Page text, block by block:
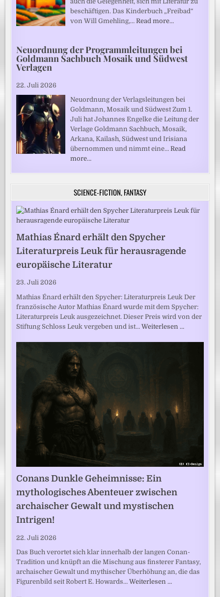
beschäftigen. Das Kinderbuch „Freibad“
von Will Gmehling,…Read more…
Neuordnung der Programmleitungen bei
Goldmann Sachbuch Mosaik und Südwest
Verlagen
22. Juli 2026
Neuordnung der Verlagsleitungen bei
Goldmann, Mosaik und Südwest Zum 1.
Juli hat Johannes Engelke die Leitung der
Verlage Goldmann Sachbuch, Mosaik,
Arkana, Kailash, Südwest und Irisiana
übernommen und nimmt eine…Read
more…
SCIENCE-FICTION, FANTASY
Mathias Énard erhält den Spycher
Literaturpreis Leuk für herausragende
europäische Literatur
23. Juli 2026
Mathias Énard erhält den Spycher: Literaturpreis Leuk Der
französische Autor Mathias Énard wurde mit dem Spycher:
Literaturpreis Leuk ausgezeichnet. Dieser Preis wird von der
Stiftung Schloss Leuk vergeben und ist…Weiterlesen …
Conans Dunkle Geheimnisse: Ein
mythologisches Abenteuer zwischen
archaischer Gewalt und mystischen
Intrigen!
22. Juli 2026
Das Buch verortet sich klar innerhalb der langen Conan-
Tradition und knüpft an die Mischung aus finsterer Fantasy,
archaischer Gewalt und mythischer Überhöhung an, die das
Figurenbild seit Robert E. Howards…Weiterlesen …